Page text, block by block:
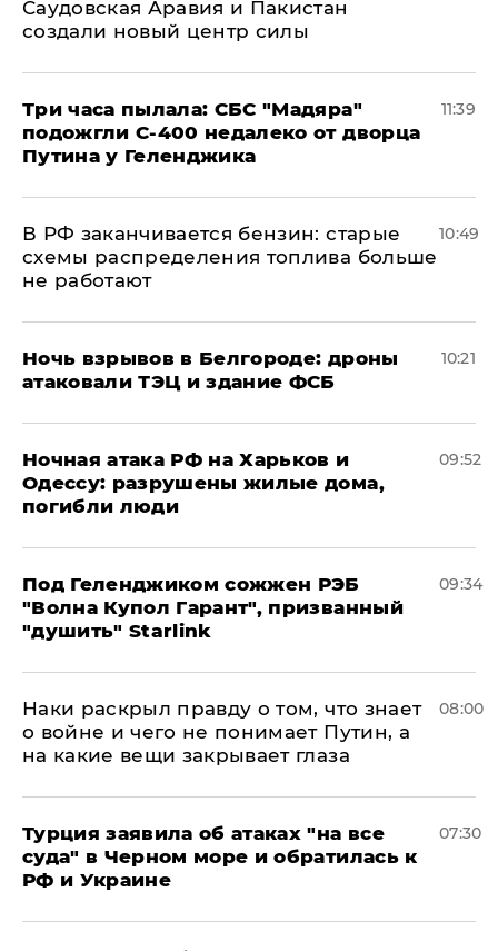
Саудовская Аравия и Пакистан
создали новый центр силы
Три часа пылала: СБС "Мадяра"
подожгли С-400 недалеко от дворца
Путина у Геленджика
11:39
​В РФ заканчивается бензин: старые
схемы распределения топлива больше
не работают
10:49
​Ночь взрывов в Белгороде: дроны
атаковали ТЭЦ и здание ФСБ
10:21
​Ночная атака РФ на Харьков и
Одессу: разрушены жилые дома,
погибли люди
09:52
Под Геленджиком сожжен РЭБ
"Волна Купол Гарант", призванный
"душить" Starlink
09:34
Наки раскрыл правду о том, что знает
о войне и чего не понимает Путин, а
на какие вещи закрывает глаза
08:00
Турция заявила об атаках "на все
суда" в Черном море и обратилась к
РФ и Украине
07:30